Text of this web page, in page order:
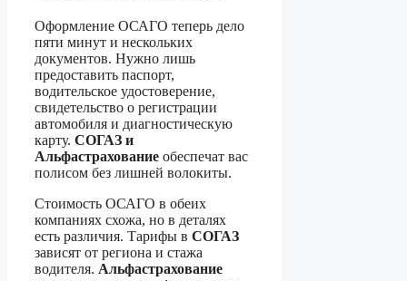
Оформление ОСАГО теперь дело
пяти минут и нескольких
документов. Нужно лишь
предоставить паспорт,
водительское удостоверение,
свидетельство о регистрации
автомобиля и диагностическую
карту. СОГАЗ и
Альфастрахование обеспечат вас
полисом без лишней волокиты.
Стоимость ОСАГО в обеих
компаниях схожа, но в деталях
есть различия. Тарифы в СОГАЗ
зависят от региона и стажа
водителя. Альфастрахование